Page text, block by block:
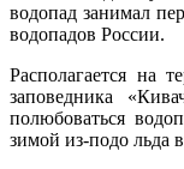
водопад занимал
водопадов России.
Располагается на
заповедника
полюбоваться
зимой из-подо льда